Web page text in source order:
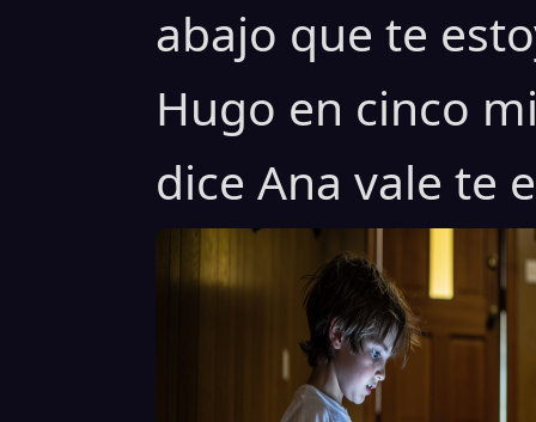
abajo que te
Hugo en cinco
dice Ana vale te